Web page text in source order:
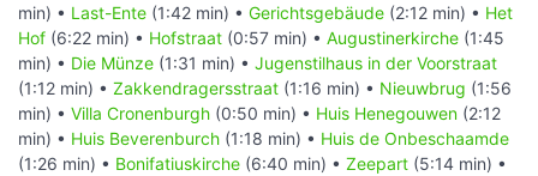
min) • Last-Ente (1:42 min) • Gerichtsgebäude (2:12 min) • Het
Hof (6:22 min) • Hofstraat (0:57 min) • Augustinerkirche (1:45
min) • Die Münze (1:31 min) • Jugenstilhaus in der Voorstraat
(1:12 min) • Zakkendragersstraat (1:16 min) • Nieuwbrug (1:56
min) • Villa Cronenburgh (0:50 min) • Huis Henegouwen (2:12
min) • Huis Beverenburch (1:18 min) • Huis de Onbeschaamde
(1:26 min) • Bonifatiuskirche (6:40 min) • Zeepart (5:14 min) •